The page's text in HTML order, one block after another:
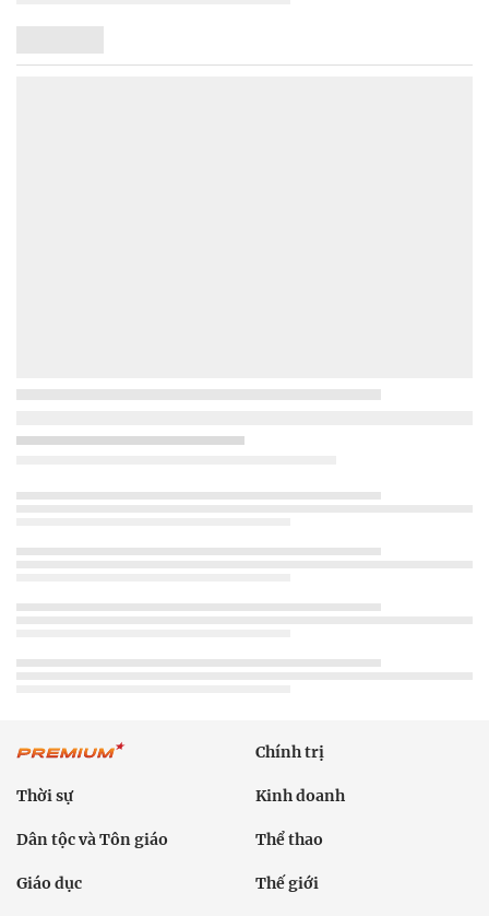
Chính trị
Thời sự Kinh doanh
Dân tộc và Tôn giáo Thể thao
Giáo dục Thế giới